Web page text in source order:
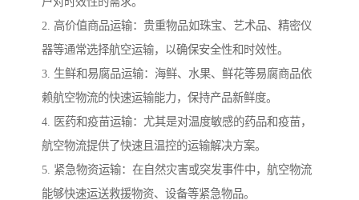
2. 高价值商品运输：贵重物品如珠宝、艺术品、精密仪
器等通常选择航空运输，以确保安全性和时效性。
3. 生鲜和易腐品运输：海鲜、水果、鲜花等易腐商品依
赖航空物流的快速运输能力，保持产品新鲜度。
4. 医药和疫苗运输：尤其是对温度敏感的药品和疫苗，
航空物流提供了快速且温控的运输解决方案。
5. 紧急物资运输：在自然灾害或突发事件中，航空物流
能够快速运送救援物资、设备等紧急物品。